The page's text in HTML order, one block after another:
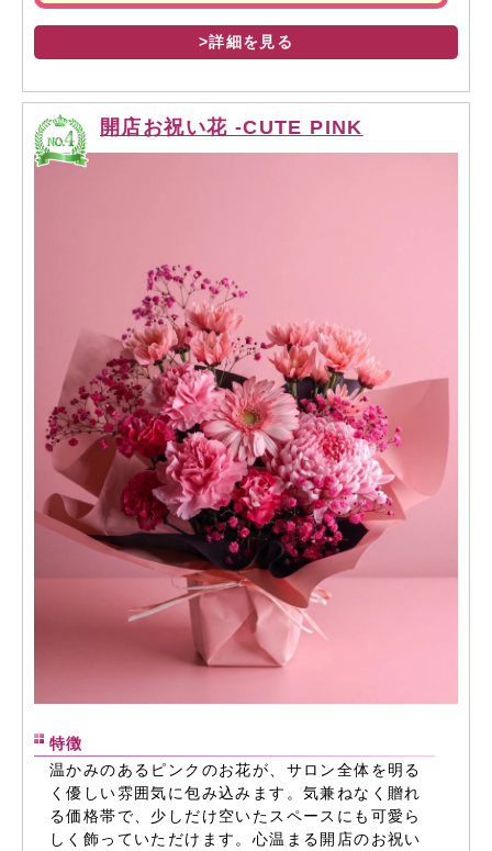
>詳細を見る
開店お祝い花 -CUTE PINK
特徴
温かみのあるピンクのお花が、サロン全体を明る
く優しい雰囲気に包み込みます。気兼ねなく贈れ
る価格帯で、少しだけ空いたスペースにも可愛ら
しく飾っていただけます。心温まる開店のお祝い